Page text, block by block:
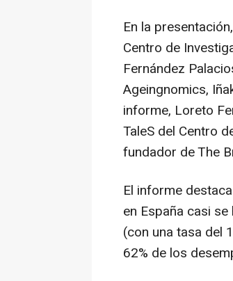
En la
Centro de
Fernández
Ageingnomics,
informe, Loreto
TaleS del Centro
fundador de The
El informe
en España casi
(con una tasa del
62% de los